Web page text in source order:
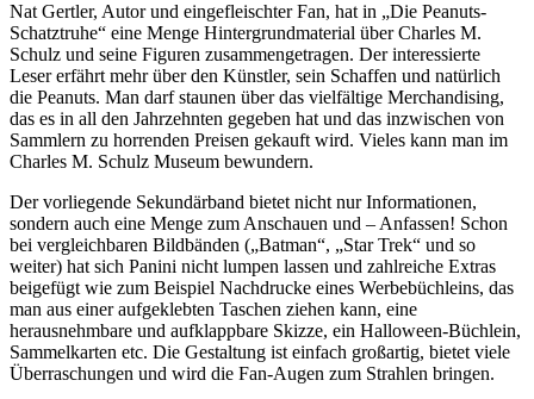
Nat Gertler, Autor und eingefleischter Fan, hat in „Die Peanuts-
Schatztruhe“ eine Menge Hintergrundmaterial über Charles M.
Schulz und seine Figuren zusammengetragen. Der interessierte
Leser erfährt mehr über den Künstler, sein Schaffen und natürlich
die Peanuts. Man darf staunen über das vielfältige Merchandising,
das es in all den Jahrzehnten gegeben hat und das inzwischen von
Sammlern zu horrenden Preisen gekauft wird. Vieles kann man im
Charles M. Schulz Museum bewundern.
Der vorliegende Sekundärband bietet nicht nur Informationen,
sondern auch eine Menge zum Anschauen und – Anfassen! Schon
bei vergleichbaren Bildbänden („Batman“, „Star Trek“ und so
weiter) hat sich Panini nicht lumpen lassen und zahlreiche Extras
beigefügt wie zum Beispiel Nachdrucke eines Werbebüchleins, das
man aus einer aufgeklebten Taschen ziehen kann, eine
herausnehmbare und aufklappbare Skizze, ein Halloween-Büchlein,
Sammelkarten etc. Die Gestaltung ist einfach großartig, bietet viele
Überraschungen und wird die Fan-Augen zum Strahlen bringen.